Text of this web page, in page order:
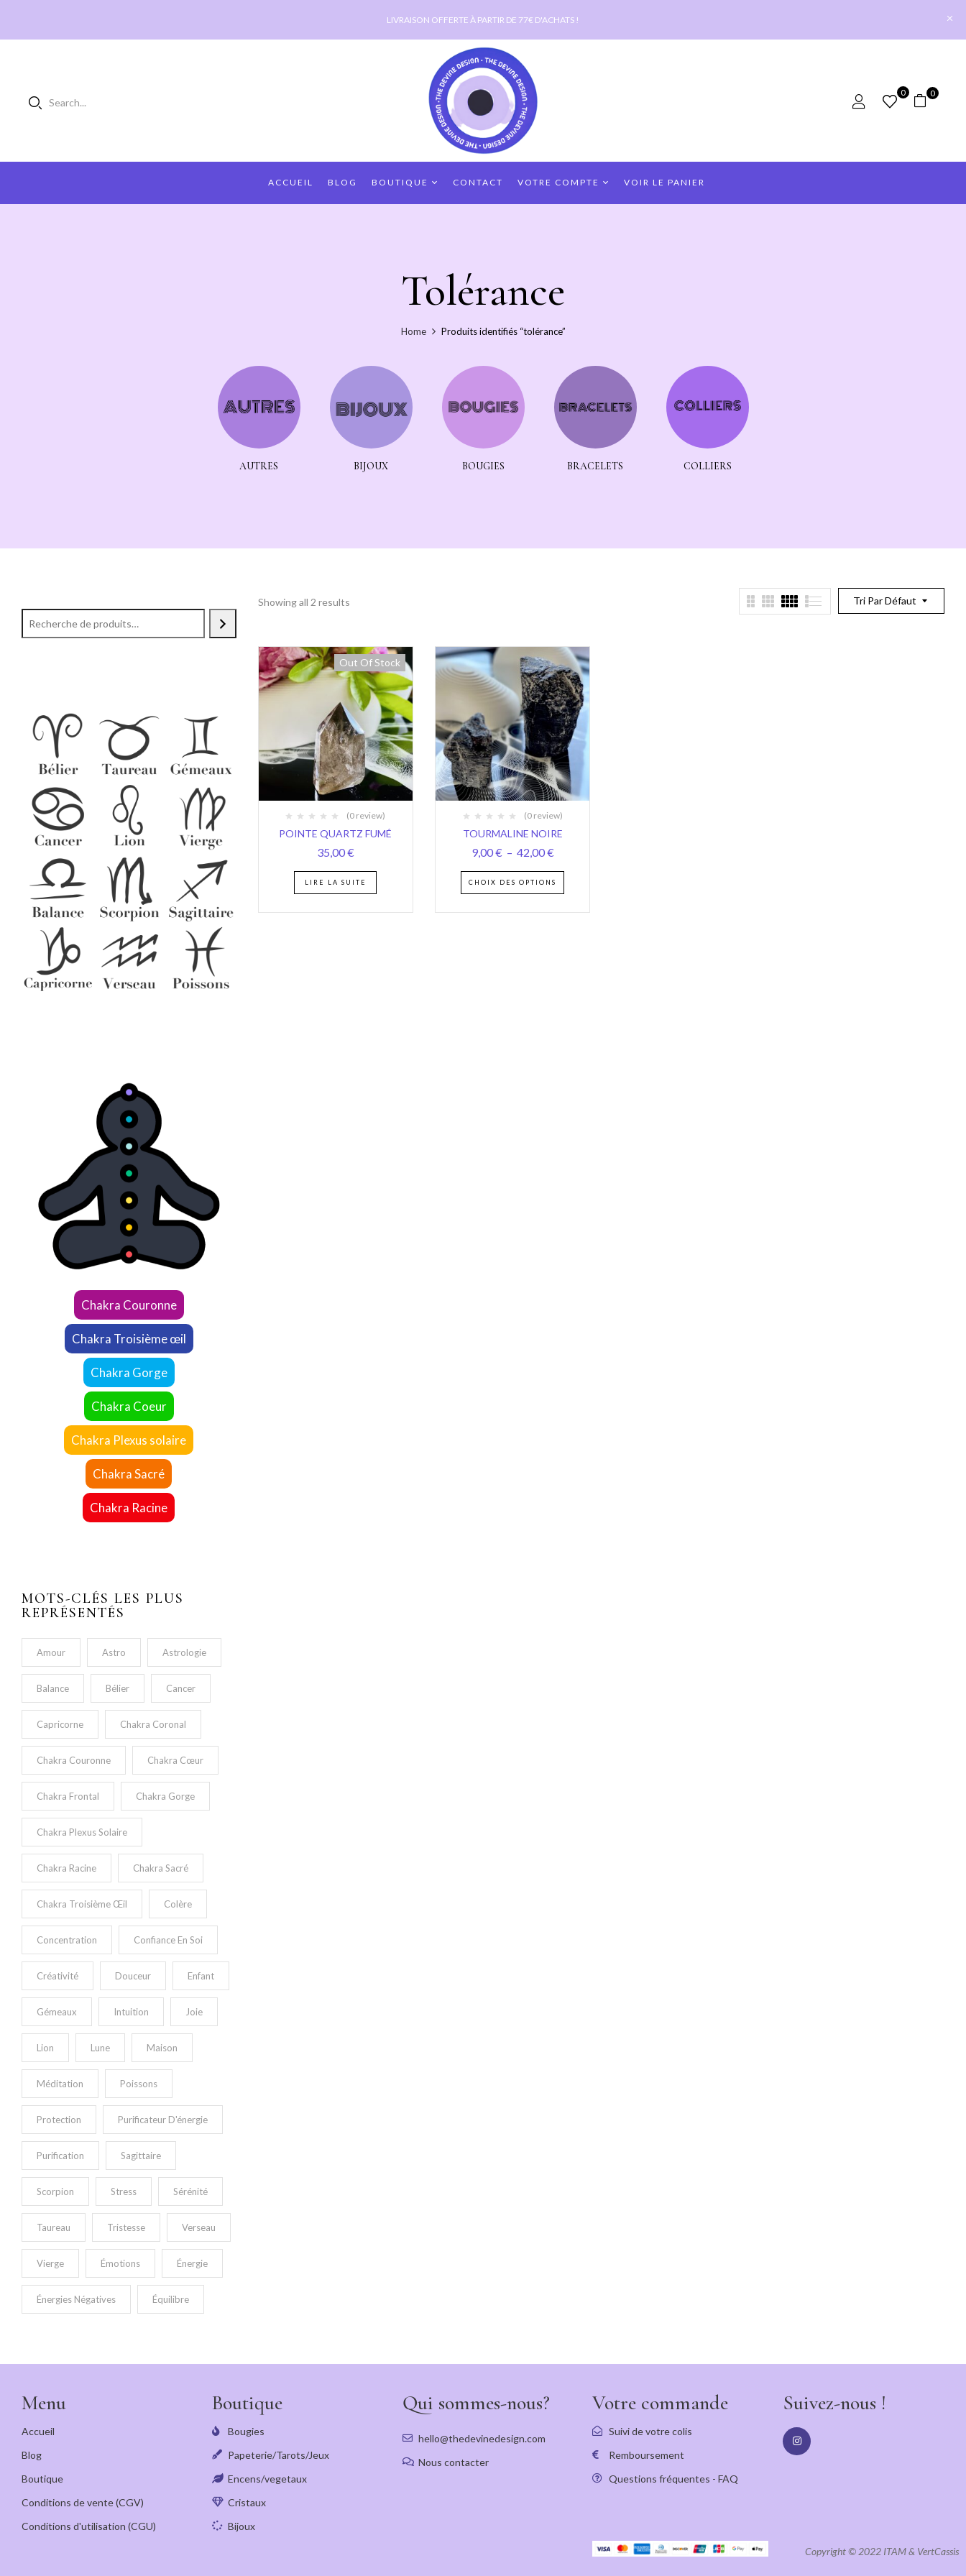
LIVRAISON OFFERTE À PARTIR DE 77€ D'ACHATS !
Search...
0 0
ACCUEIL BLOG BOUTIQUE CONTACT VOTRE COMPTE VOIR LE PANIER
Tolérance
Home Produits identifiés “tolérance”
AUTRES BIJOUX BOUGIES BRACELETS COLLIERS
Chakra Couronne
Chakra Troisième œil
Chakra Gorge
Chakra Coeur
Chakra Plexus solaire
Chakra Sacré
Chakra Racine
MOTS-CLÉS LES PLUS
REPRÉSENTÉS
Amour Astro Astrologie
Balance Bélier Cancer
Capricorne Chakra Coronal
Chakra Couronne Chakra Cœur
Chakra Frontal Chakra Gorge
Chakra Plexus Solaire
Chakra Racine Chakra Sacré
Chakra Troisième Œil Colère
Concentration Confiance En Soi
Créativité Douceur Enfant
Gémeaux Intuition Joie
Lion Lune Maison
Méditation Poissons
Protection Purificateur D'énergie
Purification Sagittaire
Scorpion Stress Sérénité
Taureau Tristesse Verseau
Vierge Émotions Énergie
Énergies Négatives Équilibre
Tri Par Défaut
Showing all 2 results
Out Of Stock
(0 review)
POINTE QUARTZ FUMÉ
35,00€
LIRE LA SUITE
(0 review)
TOURMALINE NOIRE
9,00€ – 42,00€
CHOIX DES OPTIONS
Menu
Accueil
Blog
Boutique
Conditions de vente (CGV)
Conditions d'utilisation (CGU)
Boutique
Bougies
Papeterie/Tarots/Jeux
Encens/vegetaux
Cristaux
Bijoux
Qui sommes-nous?
hello@thedevinedesign.com
Nous contacter
Votre commande
Suivi de votre colis
Remboursement
Questions fréquentes - FAQ
Suivez-nous !
Copyright © 2022 ITAM & VertCassis